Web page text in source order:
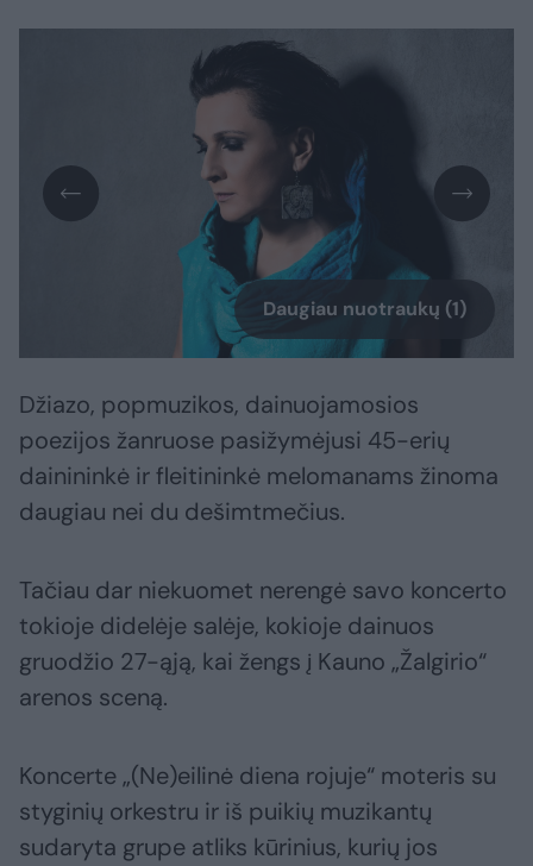
Daugiau nuotraukų (1)
Džiazo, popmuzikos, dainuojamosios
poezijos žanruose pasižymėjusi 45-erių
dainininkė ir fleitininkė melomanams žinoma
daugiau nei du dešimtmečius.
Tačiau dar niekuomet nerengė savo koncerto
tokioje didelėje salėje, kokioje dainuos
gruodžio 27-ąją, kai žengs į Kauno „Žalgirio“
arenos sceną.
Koncerte „(Ne)eilinė diena rojuje“ moteris su
styginių orkestru ir iš puikių muzikantų
sudaryta grupe atliks kūrinius, kurių jos